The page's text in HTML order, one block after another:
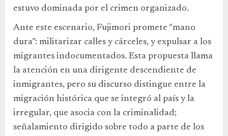
estuvo dominada por el crimen organizado.
Ante este escenario, Fujimori promete “mano
dura”: militarizar calles y cárceles, y expulsar a los
migrantes indocumentados. Esta propuesta llama
la atención en una dirigente descendiente de
inmigrantes, pero su discurso distingue entre la
migración histórica que se integró al país y la
irregular, que asocia con la criminalidad;
señalamiento dirigido sobre todo a parte de los